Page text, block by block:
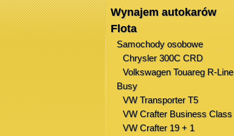
Wynajem autokarów
Flota
Samochody osobowe
Chrysler 300C CRD
Volkswagen Touareg R-Line
Busy
VW Transporter T5
VW Crafter Business Class
VW Crafter 19 + 1